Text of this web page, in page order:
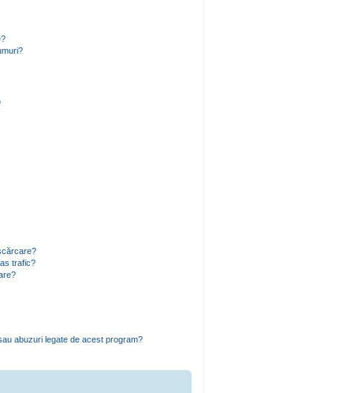
trafic?
abuzuri legate de acest program?